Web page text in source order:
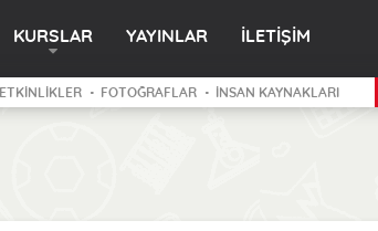
KURSLAR YAYINLAR İLETİŞİM
ETKİNLİKLER FOTOĞRAFLAR İNSAN KAYNAKLARI